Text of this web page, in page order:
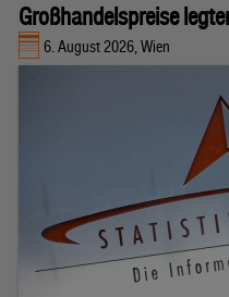
Großhandelspreise
6. August 2026, Wien